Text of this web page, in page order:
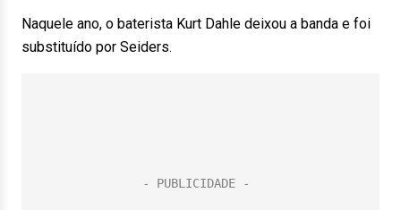
Naquele ano, o baterista Kurt Dahle deixou a banda e foi
substituído por Seiders.